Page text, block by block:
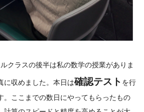
クラスの後半は私の数学の授業がありま
に収めました。本日は確認テスト を行
。ここまでの数日にやってもらったもの